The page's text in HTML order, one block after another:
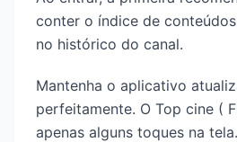
conter o índice de
no histórico do canal.
Mantenha o aplicativo
perfeitamente. O Top cine (
apenas alguns toques na tela.